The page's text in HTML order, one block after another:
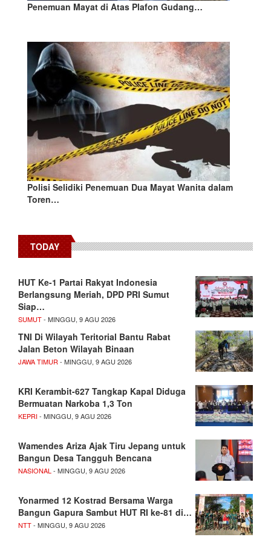
Penemuan Mayat di Atas Plafon Gudang…
Polisi Selidiki Penemuan Dua Mayat Wanita dalam
Toren…
TODAY
HUT Ke-1 Partai Rakyat Indonesia
Berlangsung Meriah, DPD PRI Sumut
Siap…
SUMUT- MINGGU, 9 AGU 2026
TNI Di Wilayah Teritorial Bantu Rabat
Jalan Beton Wilayah Binaan
JAWA TIMUR- MINGGU, 9 AGU 2026
KRI Kerambit-627 Tangkap Kapal Diduga
Bermuatan Narkoba 1,3 Ton
KEPRI- MINGGU, 9 AGU 2026
Wamendes Ariza Ajak Tiru Jepang untuk
Bangun Desa Tangguh Bencana
NASIONAL- MINGGU, 9 AGU 2026
Yonarmed 12 Kostrad Bersama Warga
Bangun Gapura Sambut HUT RI ke-81 di…
NTT- MINGGU, 9 AGU 2026